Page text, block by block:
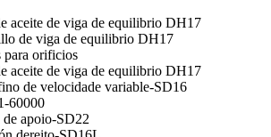
aceite de viga de equilibrio DH17
de viga de equilibrio DH17
para orificios
aceite de viga de equilibrio DH17
de velocidade variable-SD16
60000
apoio-SD22